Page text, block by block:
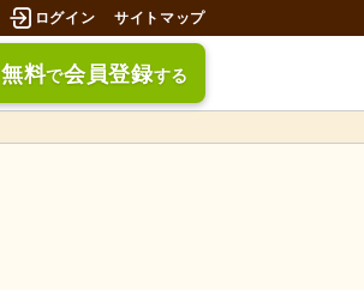
ログイン サイトマップ
無料で会員登録する